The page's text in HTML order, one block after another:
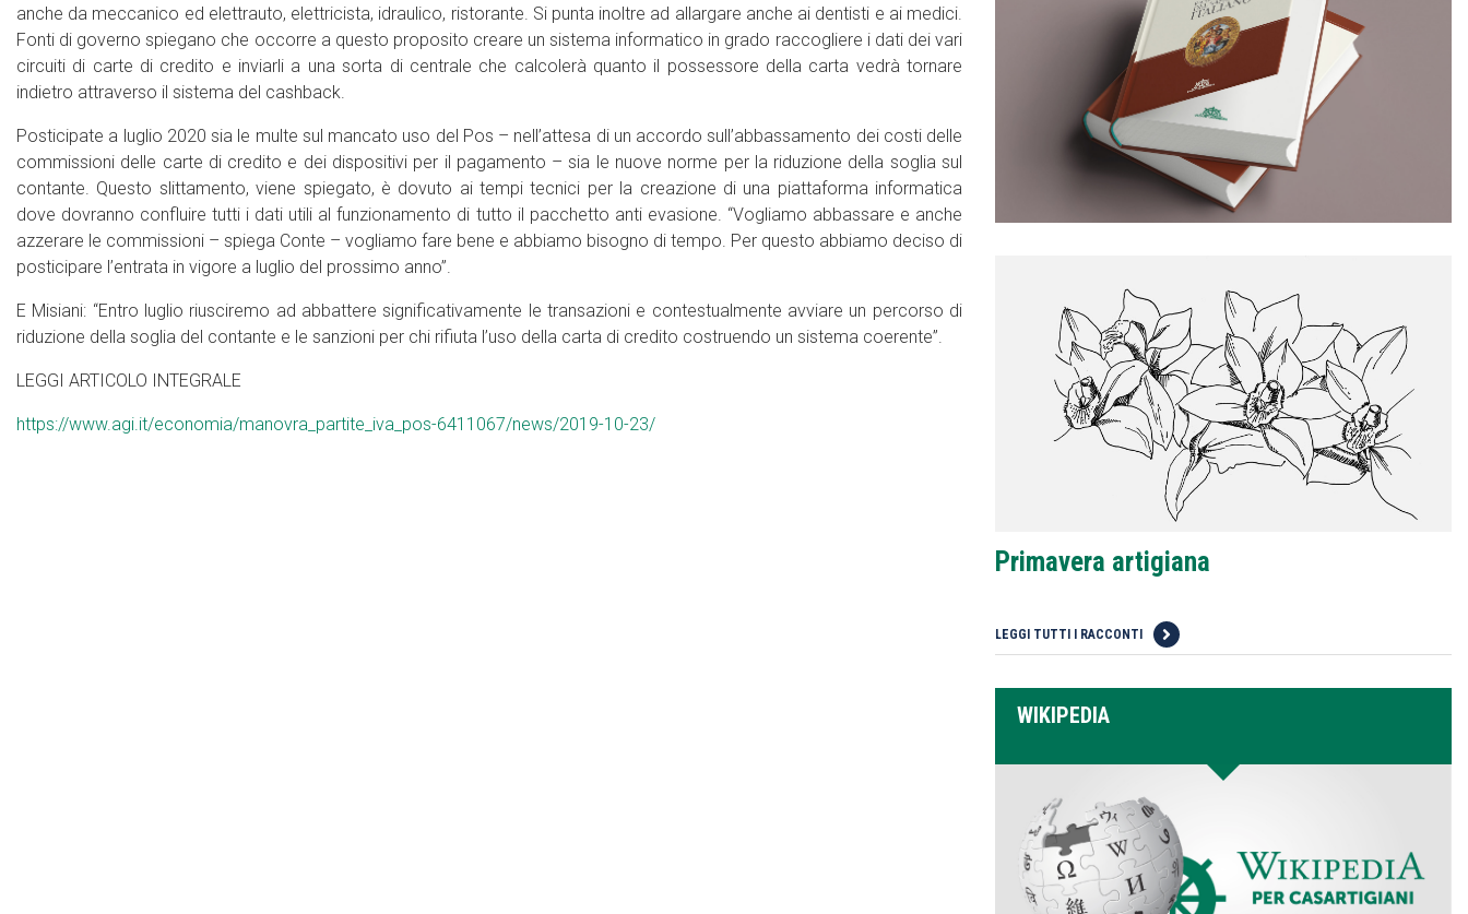
anche da meccanico ed elettrauto, elettricista, idraulico, ristorante. Si punta inoltre ad allargare anche ai dentisti e ai medici.
Fonti di governo spiegano che occorre a questo proposito creare un sistema informatico in grado raccogliere i dati dei vari
circuiti di carte di credito e inviarli a una sorta di centrale che calcolerà quanto il possessore della carta vedrà tornare
indietro attraverso il sistema del cashback.
Posticipate a luglio 2020 sia le multe sul mancato uso del Pos – nell’attesa di un accordo sull’abbassamento dei costi delle
commissioni delle carte di credito e dei dispositivi per il pagamento – sia le nuove norme per la riduzione della soglia sul
contante. Questo slittamento, viene spiegato, è dovuto ai tempi tecnici per la creazione di una piattaforma informatica
dove dovranno confluire tutti i dati utili al funzionamento di tutto il pacchetto anti evasione. “Vogliamo abbassare e anche
azzerare le commissioni – spiega Conte – vogliamo fare bene e abbiamo bisogno di tempo. Per questo abbiamo deciso di
posticipare l’entrata in vigore a luglio del prossimo anno”.
E Misiani: “Entro luglio riusciremo ad abbattere significativamente le transazioni e contestualmente avviare un percorso di
riduzione della soglia del contante e le sanzioni per chi rifiuta l’uso della carta di credito costruendo un sistema coerente”.
LEGGI ARTICOLO INTEGRALE
https://www.agi.it/economia/manovra_partite_iva_pos-6411067/news/2019-10-23/
Primavera artigiana
LEGGI TUTTI I RACCONTI
WIKIPEDIA